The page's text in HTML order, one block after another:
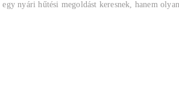
nyári hűtési megoldást keresnek, hanem